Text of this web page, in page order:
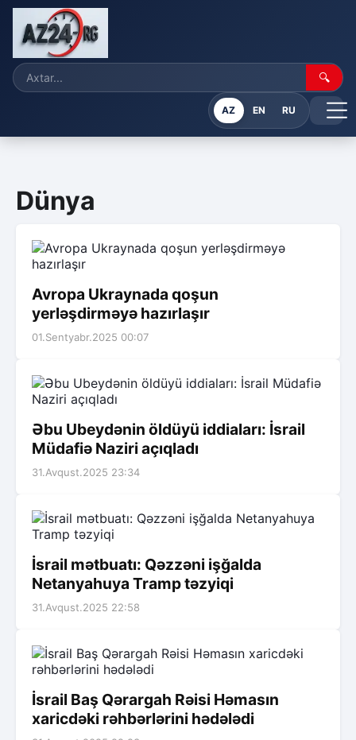
🔍
AZ EN RU
Dünya
Avropa Ukraynada qoşun
yerləşdirməyə hazırlaşır
01.Sentyabr.2025 00:07
Əbu Ubeydənin öldüyü iddiaları: İsrail
Müdafiə Naziri açıqladı
31.Avqust.2025 23:34
İsrail mətbuatı: Qəzzəni işğalda
Netanyahuya Tramp təzyiqi
31.Avqust.2025 22:58
İsrail Baş Qərargah Rəisi Həmasın
xaricdəki rəhbərlərini hədələdi